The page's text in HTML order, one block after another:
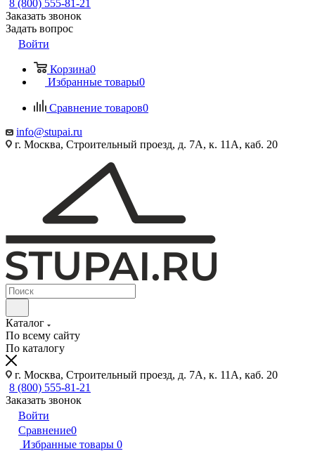
8 (800) 555-81-21
Заказать звонок
Задать вопрос
Войти
Корзина0
Избранные товары0
Сравнение товаров0
info@stupai.ru
г. Москва, Строительный проезд, д. 7А, к. 11А, каб. 20
Каталог
По всему сайту
По каталогу
г. Москва, Строительный проезд, д. 7А, к. 11А, каб. 20
8 (800) 555-81-21
Заказать звонок
Войти
Сравнение0
Избранные товары 0